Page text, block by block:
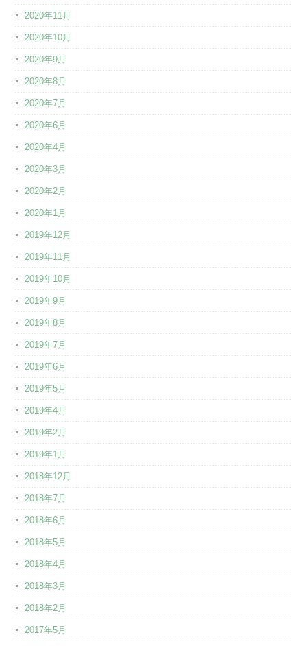
2020年11月
2020年10月
2020年9月
2020年8月
2020年7月
2020年6月
2020年4月
2020年3月
2020年2月
2020年1月
2019年12月
2019年11月
2019年10月
2019年9月
2019年8月
2019年7月
2019年6月
2019年5月
2019年4月
2019年2月
2019年1月
2018年12月
2018年7月
2018年6月
2018年5月
2018年4月
2018年3月
2018年2月
2017年5月